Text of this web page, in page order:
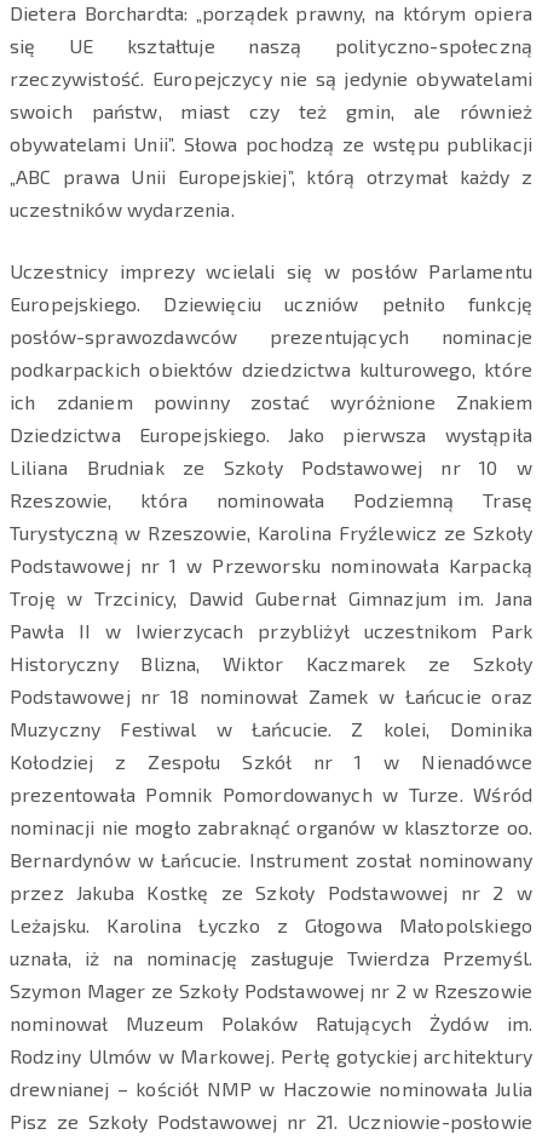
Dietera Borchardta: „porządek prawny, na którym opiera
się UE kształtuje naszą polityczno-społeczną
rzeczywistość. Europejczycy nie są jedynie obywatelami
swoich państw, miast czy też gmin, ale również
obywatelami Unii”. Słowa pochodzą ze wstępu publikacji
„ABC prawa Unii Europejskiej”, którą otrzymał każdy z
uczestników wydarzenia.
Uczestnicy imprezy wcielali się w posłów Parlamentu
Europejskiego. Dziewięciu uczniów pełniło funkcję
posłów-sprawozdawców prezentujących nominacje
podkarpackich obiektów dziedzictwa kulturowego, które
ich zdaniem powinny zostać wyróżnione Znakiem
Dziedzictwa Europejskiego. Jako pierwsza wystąpiła
Liliana Brudniak ze Szkoły Podstawowej nr 10 w
Rzeszowie, która nominowała Podziemną Trasę
Turystyczną w Rzeszowie, Karolina Fryźlewicz ze Szkoły
Podstawowej nr 1 w Przeworsku nominowała Karpacką
Troję w Trzcinicy, Dawid Gubernał Gimnazjum im. Jana
Pawła II w Iwierzycach przybliżył uczestnikom Park
Historyczny Blizna, Wiktor Kaczmarek ze Szkoły
Podstawowej nr 18 nominował Zamek w Łańcucie oraz
Muzyczny Festiwal w Łańcucie. Z kolei, Dominika
Kołodziej z Zespołu Szkół nr 1 w Nienadówce
prezentowała Pomnik Pomordowanych w Turze. Wśród
nominacji nie mogło zabraknąć organów w klasztorze oo.
Bernardynów w Łańcucie. Instrument został nominowany
przez Jakuba Kostkę ze Szkoły Podstawowej nr 2 w
Leżajsku. Karolina Łyczko z Głogowa Małopolskiego
uznała, iż na nominację zasługuje Twierdza Przemyśl.
Szymon Mager ze Szkoły Podstawowej nr 2 w Rzeszowie
nominował Muzeum Polaków Ratujących Żydów im.
Rodziny Ulmów w Markowej. Perłę gotyckiej architektury
drewnianej – kościół NMP w Haczowie nominowała Julia
Pisz ze Szkoły Podstawowej nr 21. Uczniowie-posłowie